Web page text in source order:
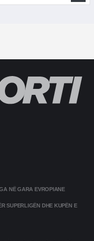
NË GARA EVROPIANE
SUPERLIGËN DHE KUPËN E